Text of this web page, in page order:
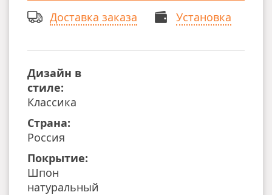
Доставка заказа Установка
Дизайн в
стиле:
Классика
Страна:
Россия
Покрытие:
Шпон
натуральный